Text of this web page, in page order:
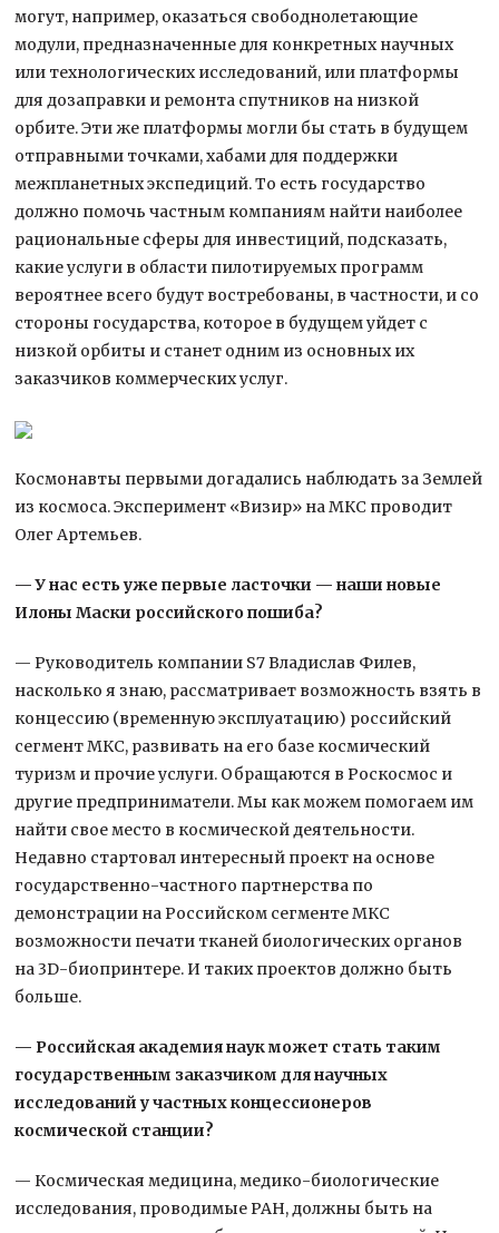
могут, например, оказаться свободнолетающие
модули, предназначенные для конкретных научных
или технологических исследований, или платформы
для дозаправки и ремонта спутников на низкой
орбите. Эти же платформы могли бы стать в будущем
отправными точками, хабами для поддержки
межпланетных экспедиций. То есть государство
должно помочь частным компаниям найти наиболее
рациональные сферы для инвестиций, подсказать,
какие услуги в области пилотируемых программ
вероятнее всего будут востребованы, в частности, и со
стороны государства, которое в будущем уйдет с
низкой орбиты и станет одним из основных их
заказчиков коммерческих услуг.
Космонавты первыми догадались наблюдать за Землей
из космоса. Эксперимент «Визир» на МКС проводит
Олег Артемьев.
— У нас есть уже первые ласточки — наши новые
Илоны Маски российского пошиба?
— Руководитель компании S7 Владислав Филев,
насколько я знаю, рассматривает возможность взять в
концессию (временную эксплуатацию) российский
сегмент МКС, развивать на его базе космический
туризм и прочие услуги. Обращаются в Роскосмос и
другие предприниматели. Мы как можем помогаем им
найти свое место в космической деятельности.
Недавно стартовал интересный проект на основе
государственно-частного партнерства по
демонстрации на Российском сегменте МКС
возможности печати тканей биологических органов
на 3D-биопринтере. И таких проектов должно быть
больше.
— Российская академия наук может стать таким
государственным заказчиком для научных
исследований у частных концессионеров
космической станции?
— Космическая медицина, медико-биологические
исследования, проводимые РАН, должны быть на